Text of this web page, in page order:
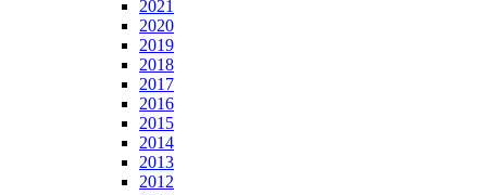
2021
2020
2019
2018
2017
2016
2015
2014
2013
2012